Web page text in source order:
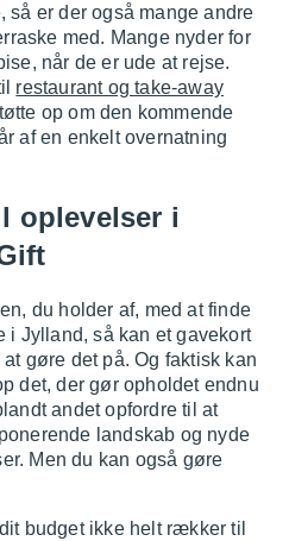
er der også mange andre
med. Mange nyder for
når de er ude at rejse.
restaurant og take-away
op om den kommende
af en enkelt overnatning
oplevelser i
du holder af, med at finde
i Jylland, så kan et gavekort
gøre det på. Og faktisk kan
det, der gør opholdet endnu
andet opfordre til at
landskab og nyde
Men du kan også gøre
budget ikke helt rækker til